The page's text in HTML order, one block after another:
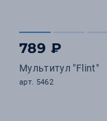
789 ₽
Мультитул "Flint"
арт. 5462